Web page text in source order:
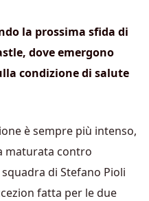
la prossima sfida di
dove emergono
condizione di salute
è sempre più intenso,
maturata contro
di Stefano Pioli
fatta per le due